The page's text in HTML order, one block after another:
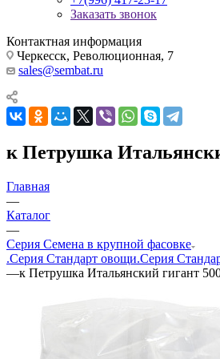
Заказать звонок
Контактная информация
Черкесск, Революционная, 7
sales@sembat.ru
к Петрушка
Главная
—
Каталог
—
Серия Семена в крупной фасовке
.Серия Стандарт овощи.Серия
—к Петрушка Итальянский гигант